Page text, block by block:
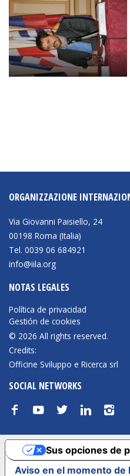
ORGANIZZAZIONE
Via Giovanni Paisiello, 24
00198 Roma (Italia)
Tel. 0039 06 684921
info@iila.org
NOTAS LEGALES
Política de privacidad
Gestión de cookies
© 2026 All rights reserved.
Credits:
Officine Sviluppo e Ricerca srl
SOCIAL NETWORKS
f y t n i
Aviso en el momento de
Sus opciones de